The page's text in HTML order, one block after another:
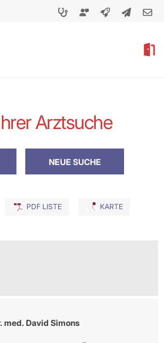
Arztsuche
PDF LISTE KARTE
med. David Simons